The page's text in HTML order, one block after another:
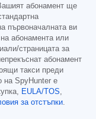
абонамент ще
първоначалната ви
абонамента или
страницата за
абонамент
такси преди
на SpyHunter е
EULA/TOS
за отстъпки